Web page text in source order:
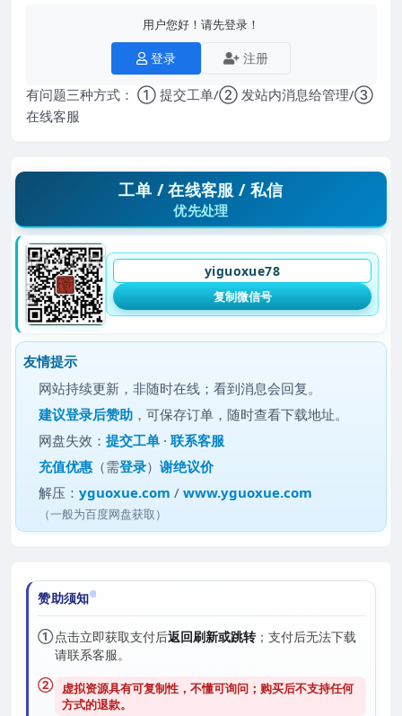
用户您好！请先登录！
登录 注册
有问题三种方式： ① 提交工单/② 发站内消息给管理/③
在线客服
工单 / 在线客服 / 私信
优先处理
yiguoxue78
复制微信号
友情提示
网站持续更新，非随时在线；看到消息会回复。
建议登录后赞助 ，可保存订单，随时查看下载地址。
网盘失效：提交工单 ·联系客服
充值优惠 （需登录）谢绝议价
解压：yguoxue.com /www.yguoxue.com
（一般为百度网盘获取）
赞助须知
①点击立即获取支付后返回刷新或跳转；支付后无法下载
请联系客服。
② 虚拟资源具有可复制性，不懂可询问；购买后不支持任何
方式的退款。